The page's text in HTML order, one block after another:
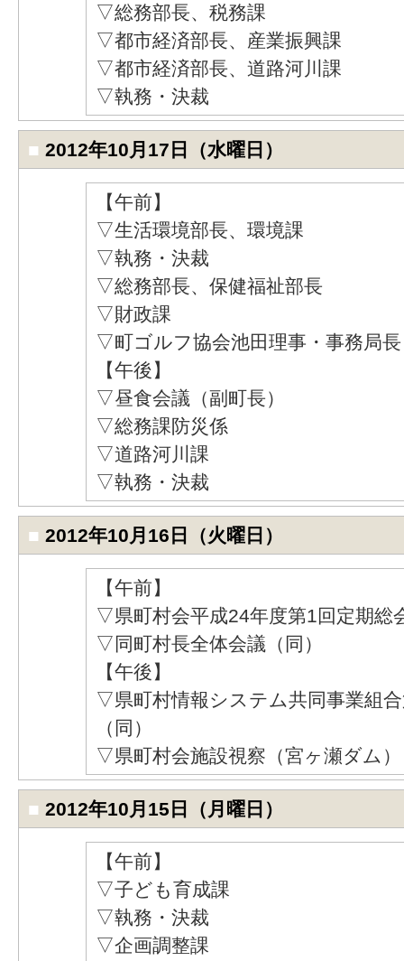
▽総務部長、税務課
▽都市経済部長、産業振興課
▽都市経済部長、道路河川課
▽執務・決裁
■ 2012年10月17日（水曜日）
【午前】
▽生活環境部長、環境課
▽執務・決裁
▽総務部長、保健福祉部長
▽財政課
▽町ゴルフ協会池田理事・事務局
【午後】
▽昼食会議（副町長）
▽総務課防災係
▽道路河川課
▽執務・決裁
■ 2012年10月16日（火曜日）
【午前】
▽県町村会平成24年度第1回定期総
▽同町村長全体会議（同）
【午後】
▽県町村情報システム共同事業組
（同）
▽県町村会施設視察（宮ヶ瀬ダム）
■ 2012年10月15日（月曜日）
【午前】
▽子ども育成課
▽執務・決裁
▽企画調整課